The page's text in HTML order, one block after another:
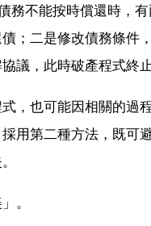
務不能按時償還時，
債；二是修改債務條件
議，此時破產程式終止
，也可能因相關的過
採用第二種方法，既
。